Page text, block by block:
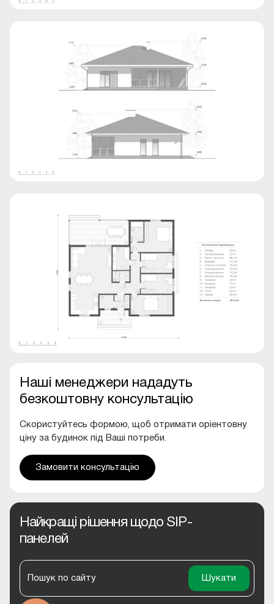
Наші менеджери нададуть
безкоштовну консультацію
Скористуйтесь формою, щоб отримати оріентовну
ціну за будинок під Ваші потреби.
Замовити консультацію
Найкращі рішення щодо SIP-
панелей